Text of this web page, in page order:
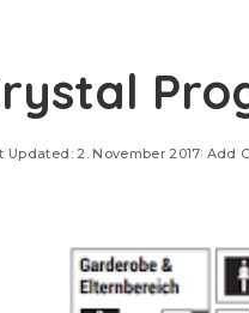
Updated: 2. November 2017 Add